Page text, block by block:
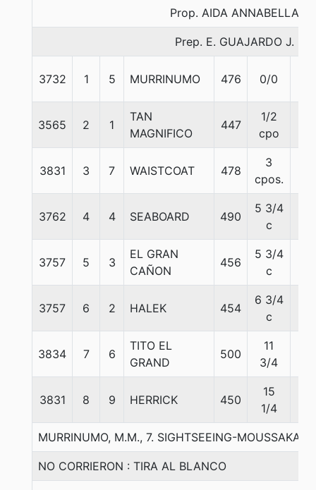
Prop. AIDA ANNABELLA
Prep. E. GUAJARDO J.
3732 1 5 MURRINUMO 476 0/0
3565 2 1
TAN
MAGNIFICO
447
1/2
cpo
3831 3 7 WAISTCOAT 478
3
cpos.
3762 4 4 SEABOARD 490
5 3/4
c
3757 5 3
EL GRAN
CAÑON
456
5 3/4
c
3757 6 2 HALEK 454
6 3/4
c
3834 7 6
TITO EL
GRAND
500
11
3/4
3831 8 9 HERRICK 450
15
1/4
MURRINUMO, M.M., 7. SIGHTSEEING-MOUSSAKA-
NO CORRIERON : TIRA AL BLANCO